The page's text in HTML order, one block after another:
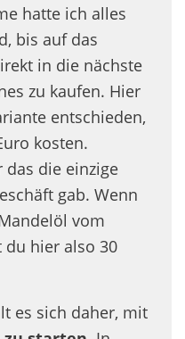
hatte ich alles
bis auf das
in die nächste
zu kaufen. Hier
entschieden,
kosten.
das die einzige
gab. Wenn
vom
du hier also 30
es sich daher, mit